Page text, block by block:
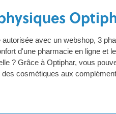
avec un webshop, 3
d'une pharmacie en ligne et
? Grâce à Optiphar, vous
cosmétiques aux